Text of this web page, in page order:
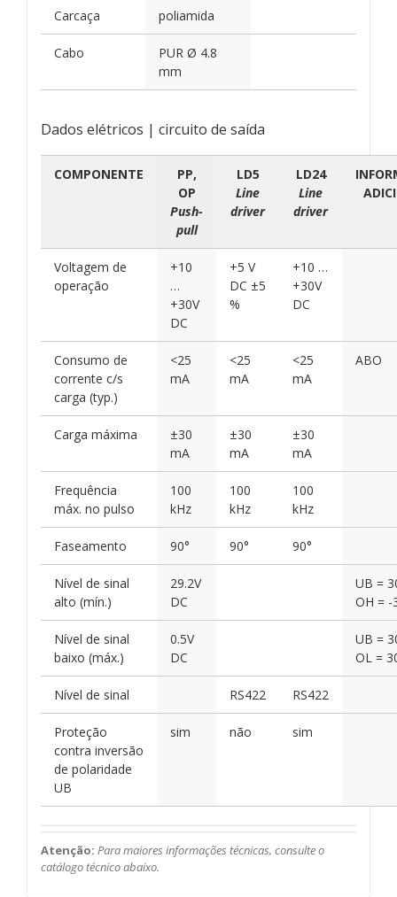
Carcaça poliamida
Cabo
PUR Ø 4.8
mm
Dados elétricos | circuito de saída
COMPONENTE
PP,
OP
Push-
pull
LD5
Line
driver
LD24
Line
driver
Voltagem de
operação
+10
…
+30V
DC
+5 V
DC ±5
%
+10 …
+30V
DC
Consumo de
corrente c/s
carga (typ.)
<25
mA
<25
mA
<25
mA
ABO
Carga máxima
±30
mA
±30
mA
±30
mA
Frequência
máx. no pulso
100
kHz
100
kHz
100
kHz
Faseamento 90° 90° 90°
Nível de sinal
alto (mín.)
29.2V
DC
UB =
OH = -
Nível de sinal
baixo (máx.)
0.5V
DC
UB =
OL =
Nível de sinal RS422 RS422
Proteção
contra inversão
de polaridade
UB
sim não sim
Atenção: Para maiores informações técnicas, consulte o
catálogo técnico abaixo.